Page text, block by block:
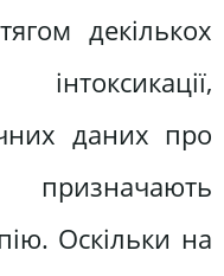
декількох
даних про
призначають
Оскільки на